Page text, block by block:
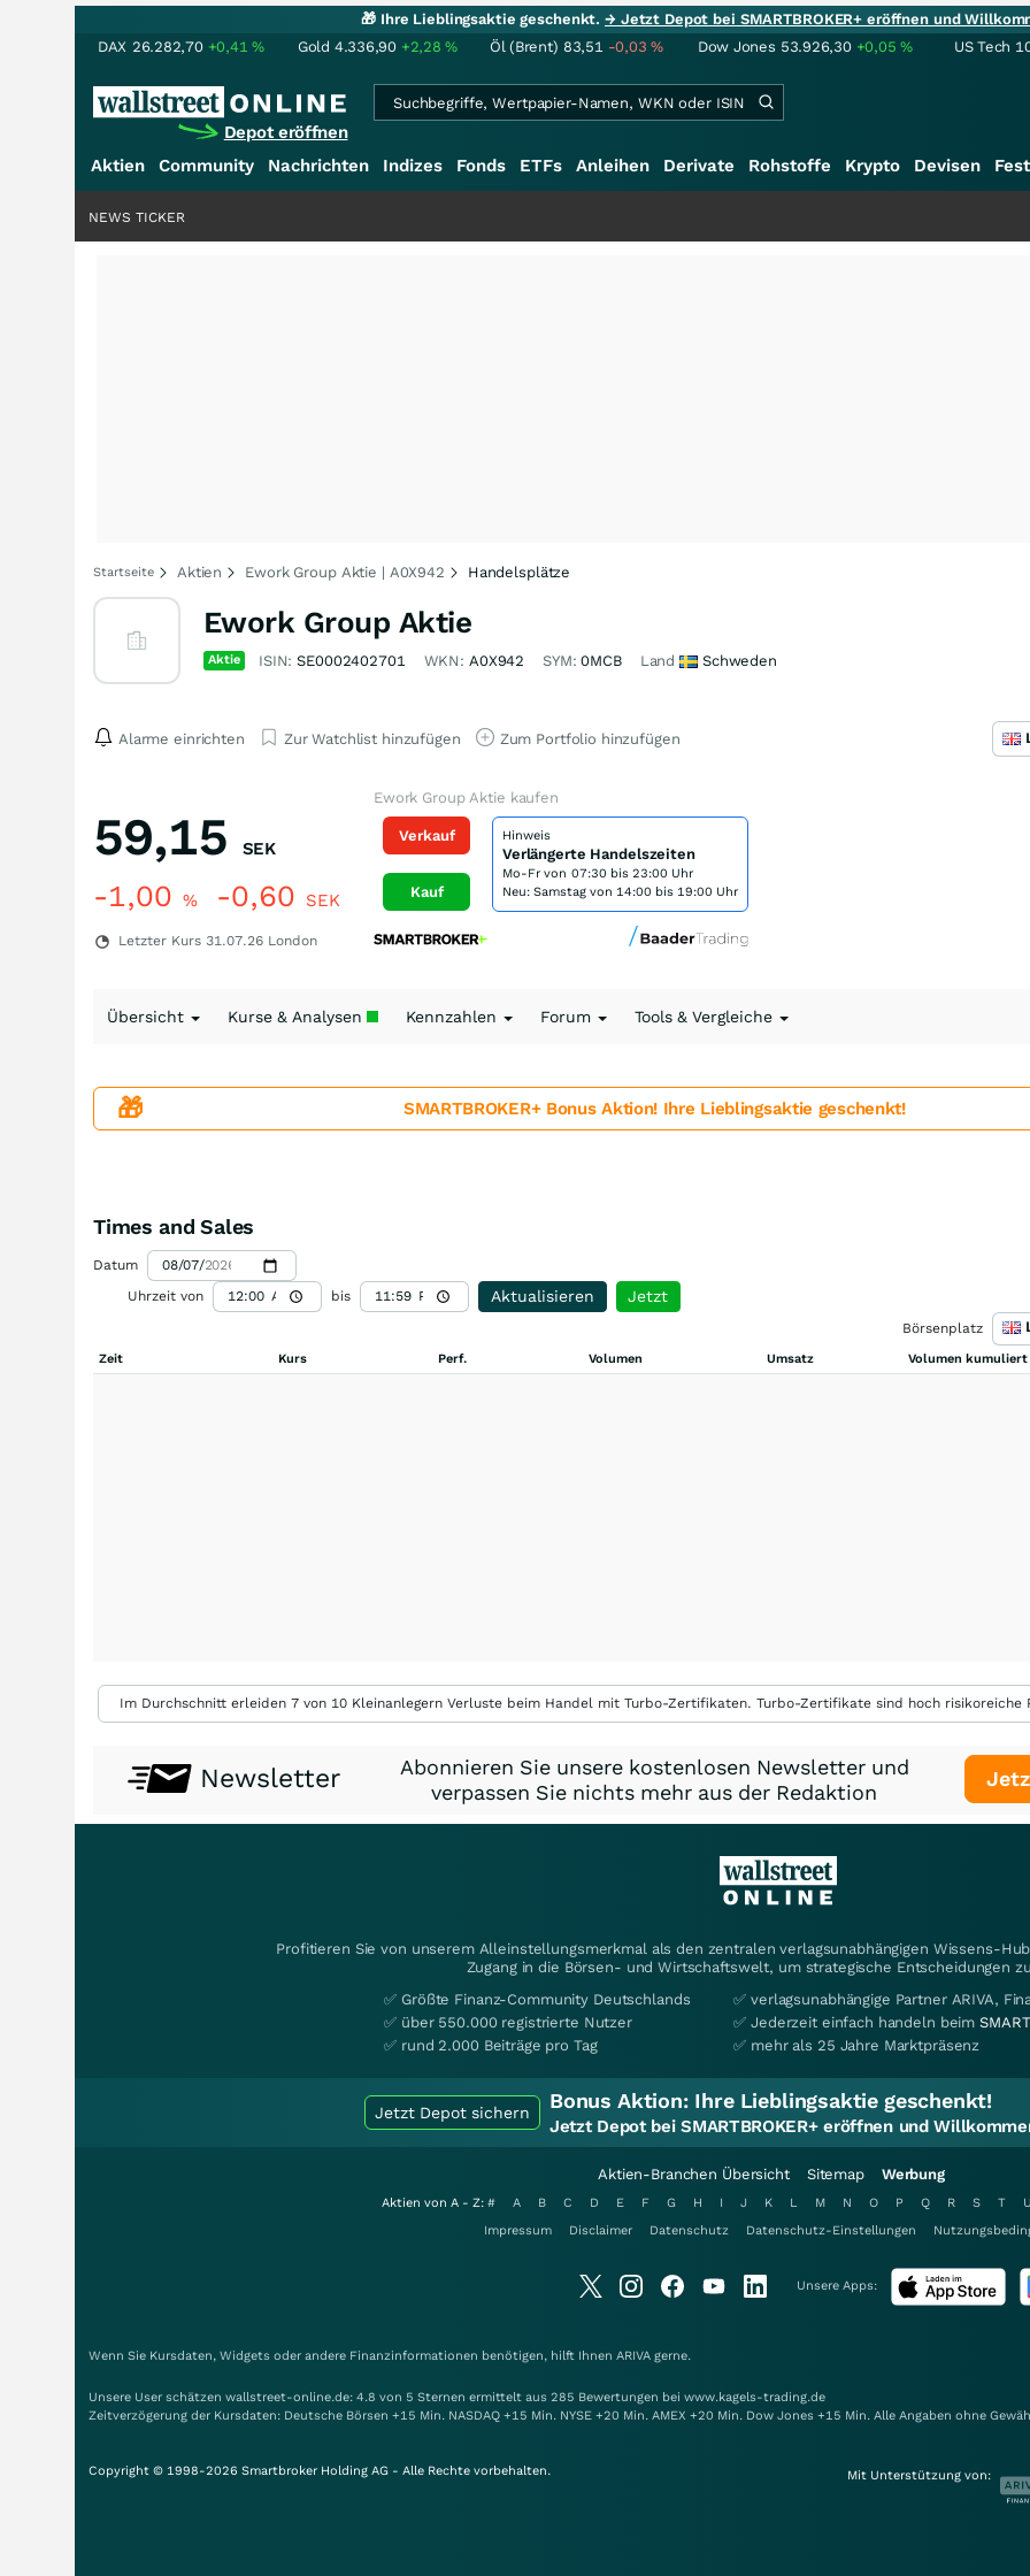
🎁 Ihre Lieblingsaktie geschenkt.→ Jetzt Depot bei SMARTBROKER+ eröffnen und
DAX 26.282,70 +0,41% Gold 4.336,90 +2,28% Öl (Brent) 83,51 -0,03% Dow Jones 53.926,30 +0,05% US Tech
Depot eröffnen
Aktien Community Nachrichten Indizes Fonds ETFs Anleihen Derivate Rohstoffe Krypto Devisen
NEWS TICKER
Startseite Aktien Ework Group Aktie | A0X942 Handelsplätze
Ework Group Aktie
Aktie ISIN:SE0002402701 WKN: A0X942 SYM:0MCB Land Schweden
Alarme einrichten Zur Watchlist hinzufügen Zum Portfolio hinzufügen
59,15 SEK
-1,00 % -0,60 SEK
Letzter Kurs 31.07.26 London
Ework Group Aktie kaufen
Verkauf
Kauf
Hinweis
Verlängerte Handelszeiten
Mo-Fr von 07:30 bis 23:00 Uhr
Neu: Samstag von 14:00 bis 19:00 Uhr
Übersicht Kurse & Analysen Kennzahlen Forum Tools & Vergleiche
🎁 SMARTBROKER+ Bonus Aktion! Ihre Lieblingsaktie geschenkt!
Times and Sales
Datum
Uhrzeit von
bis Aktualisieren Jetzt
Börsenplatz
Zeit Kurs Perf. Volumen Umsatz Volumen kumuliert
Im Durchschnitt erleiden 7 von 10 Kleinanlegern Verluste beim Handel mit Turbo-Zertifikaten. Turbo-Zertifikate sind hoch
Newsletter
Abonnieren Sie unsere kostenlosen Newsletter und
verpassen Sie nichts mehr aus der Redaktion
Profitieren Sie von unserem Alleinstellungsmerkmal als den zentralen verlagsunabhängigen Wissens-
Zugang in die Börsen- und Wirtschaftswelt, um strategische Entscheidungen
✅ Größte Finanz-Community Deutschlands
✅ über 550.000 registrierte Nutzer
✅ rund 2.000 Beiträge pro Tag
✅ verlagsunabhängige Partner ARIVA,
✅ Jederzeit einfach handeln beim
✅ mehr als 25 Jahre Marktpräsenz
Jetzt Depot sichern Bonus Aktion: Ihre Lieblingsaktie geschenkt!
Jetzt Depot bei SMARTBROKER+ eröffnen und
Aktien-Branchen Übersicht Sitemap Werbung
Aktien von A - Z: # A B C D E F G H I J K L M N O P Q R S T U
Impressum
Disclaimer Datenschutz Datenschutz-Einstellungen
Unsere Apps:
Wenn Sie Kursdaten, Widgets oder andere Finanzinformationen benötigen, hilft Ihnen ARIVA gerne.
Unsere User schätzen wallstreet-online.de: 4.8 von 5 Sternen ermittelt aus 285 Bewertungen bei www.kagels-trading.de
Zeitverzögerung der Kursdaten: Deutsche Börsen +15 Min. NASDAQ +15 Min. NYSE +20 Min. AMEX +20 Min. Dow Jones +15 Min. Alle Angaben ohne
Copyright © 1998-2026 Smartbroker Holding AG - Alle Rechte vorbehalten. Mit Unterstützung von: